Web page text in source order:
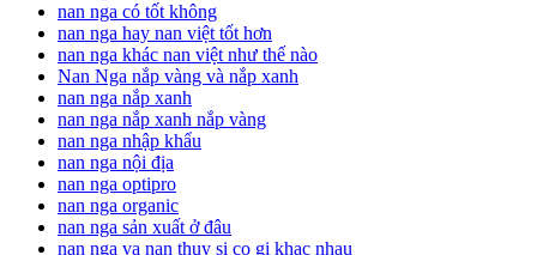
nan nga có tốt không
nan nga hay nan việt tốt hơn
nan nga khác nan việt như thế nào
Nan Nga nắp vàng và nắp xanh
nan nga nắp xanh
nan nga nắp xanh nắp vàng
nan nga nhập khẩu
nan nga nội địa
nan nga optipro
nan nga organic
nan nga sản xuất ở đâu
nan nga va nan thuy si co gi khac nhau